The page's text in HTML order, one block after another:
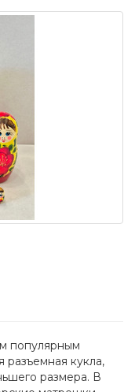
популярным
разъемная кукла,
размера. В